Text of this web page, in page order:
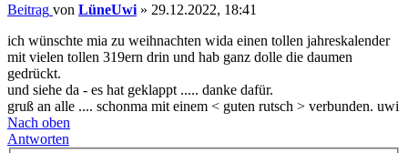
Beitrag von LüneUwi » 29.12.2022, 18:41
ich wünschte mia zu weihnachten wida einen tollen jahreskalender
mit vielen tollen 319ern drin und hab ganz dolle die daumen
gedrückt.
und siehe da - es hat geklappt ..... danke dafür.
gruß an alle .... schonma mit einem < guten rutsch > verbunden. uwi
Nach oben
Antworten